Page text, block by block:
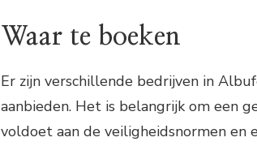
Waar te boeken
Er zijn verschillende bedrijven in
aanbieden. Het is belangrijk om een
voldoet aan de veiligheidsnormen